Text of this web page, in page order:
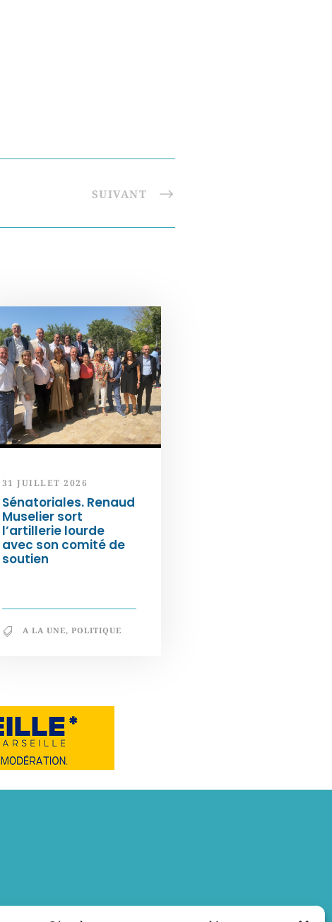
SUIVANT
31 JUILLET 2026
Sénatoriales. Renaud
Muselier sort
l’artillerie lourde
avec son comité de
soutien
A LA UNE, POLITIQUE